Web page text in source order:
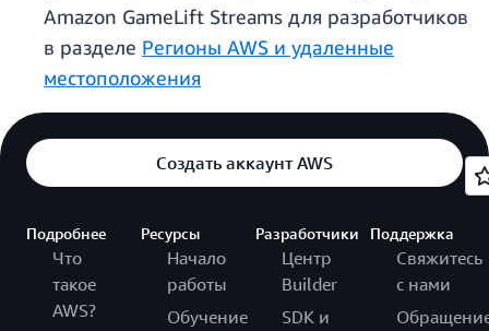
Amazon GameLift Streams для разработчиков
в разделе Регионы AWS и удаленные
местоположения
Создать аккаунт AWS
Подробнее
Что
такое
AWS?
Ресурсы
Начало
работы
Обучение
Разработчики
Центр
Builder
SDK и
Поддержка
Свяжитесь
с нами